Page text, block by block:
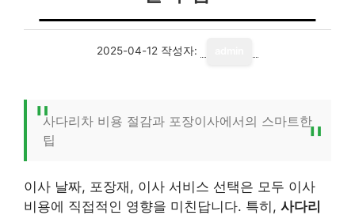
2025-04-12 작성자:
사다리차 비용 절감과 포장이사에서의 스마트한
팁
이사 날짜, 포장재, 이사 서비스 선택은 모두 이사
비용에 직접적인 영향을 미친답니다. 특히, 사다리